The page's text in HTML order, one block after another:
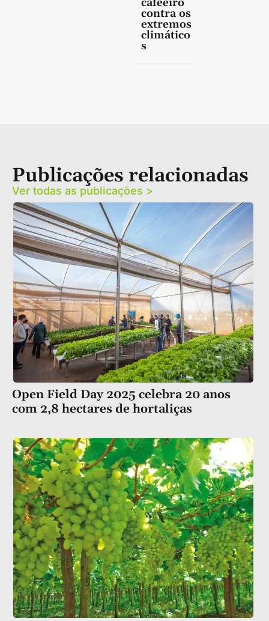
contra os
extremos
climático
s
Publicações relacionadas
Ver todas as publicações >
Open Field Day 2025 celebra 20 anos
com 2,8 hectares de hortaliças